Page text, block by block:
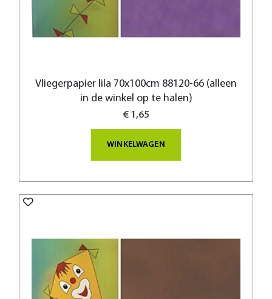
Vliegerpapier lila 70x100cm 88120-66 (alleen
in de winkel op te halen)
€ 1,65
WINKELWAGEN